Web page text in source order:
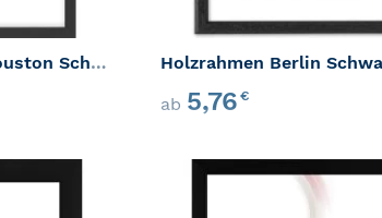
Aluminiumrahmen Houston Schwarz-Matt
Holzrahmen Berlin
ab 5,76€